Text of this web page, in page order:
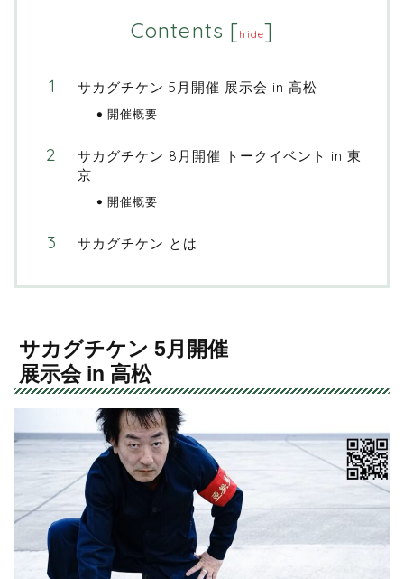
Contents [hide]
サカグチケン 5月開催 展示会 in 高松
開催概要
サカグチケン 8月開催 トークイベント in 東
京
開催概要
サカグチケン とは
サカグチケン 5月開催
展示会 in 高松